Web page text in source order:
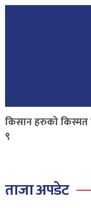
किसान हरुको किस्मत
९
ताजा अपडेट